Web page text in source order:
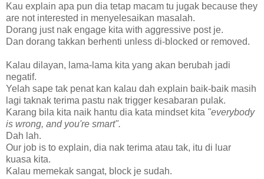
Kau explain apa pun dia tetap macam tu jugak because they
are not interested in menyelesaikan masalah.
Dorang just nak engage kita with aggressive post je.
Dan dorang takkan berhenti unless di-blocked or removed.
Kalau dilayan, lama-lama kita yang akan berubah jadi
negatif.
Yelah sape tak penat kan kalau dah explain baik-baik masih
lagi taknak terima pastu nak trigger kesabaran pulak.
Karang bila kita naik hantu dia kata mindset kita "everybody
is wrong, and you're smart".
Dah lah.
Our job is to explain, dia nak terima atau tak, itu di luar
kuasa kita.
Kalau memekak sangat, block je sudah.